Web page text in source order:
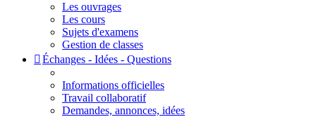
Les ouvrages
Les cours
Sujets d'examens
Gestion de classes
Échanges - Idées - Questions
Informations officielles
Travail collaboratif
Demandes, annonces, idées